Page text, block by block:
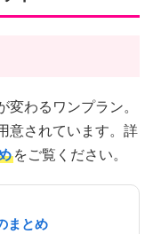
わるワンプラン。
意されています。詳
をご覧ください。
まとめ